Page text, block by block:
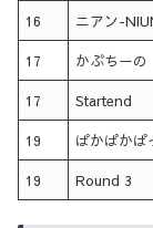
16 ニアン-
17 かぷちーの
17 Startend
19 ぱかぱかぱ
19 Round 3